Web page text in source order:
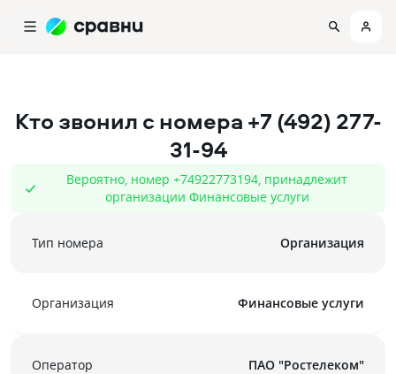
Кто звонил с номера +7 (492) 277-
31-94
Вероятно, номер +74922773194, принадлежит
организации Финансовые услуги
Тип номера Организация
Организация Финансовые услуги
Оператор ПАО "Ростелеком"